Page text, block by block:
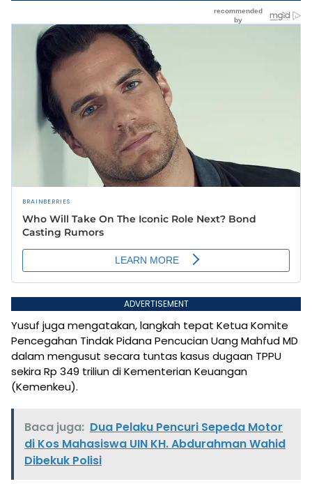
ADVERTISEMENT
Yusuf juga mengatakan, langkah tepat Ketua Komite
Pencegahan Tindak Pidana Pencucian Uang Mahfud MD
dalam mengusut secara tuntas kasus dugaan TPPU
sekira Rp 349 triliun di Kementerian Keuangan
(Kemenkeu).
Baca juga: Dua Pelaku Pencuri Sepeda Motor
di Kos Mahasiswa UIN KH. Abdurahman Wahid
Dibekuk Polisi